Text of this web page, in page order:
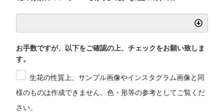
お手数ですが、以下をご確認の上、チェックをお願い致しま
す。
生花の性質上、サンプル画像やインスタグラム画像と同
様のものは作成できません。色・形等の参考としてご覧くだ
さい。